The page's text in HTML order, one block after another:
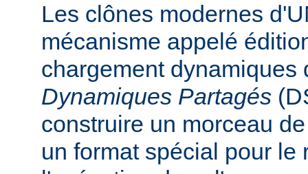
Les clônes modernes
mécanisme appelé
chargement dynamiques
Dynamiques Partagés
construire un morceau
un format spécial pour le